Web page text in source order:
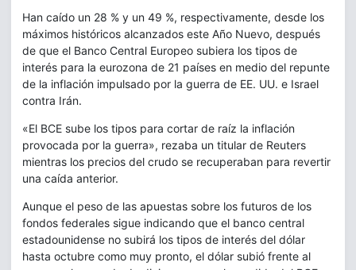
Han caído un 28 % y un 49 %, respectivamente, desde los
máximos históricos alcanzados este Año Nuevo, después
de que el Banco Central Europeo subiera los tipos de
interés para la eurozona de 21 países en medio del repunte
de la inflación impulsado por la guerra de EE. UU. e Israel
contra Irán.
«El BCE sube los tipos para cortar de raíz la inflación
provocada por la guerra», rezaba un titular de Reuters
mientras los precios del crudo se recuperaban para revertir
una caída anterior.
Aunque el peso de las apuestas sobre los futuros de los
fondos federales sigue indicando que el banco central
estadounidense no subirá los tipos de interés del dólar
hasta octubre como muy pronto, el dólar subió frente al